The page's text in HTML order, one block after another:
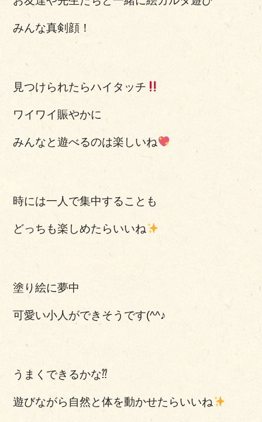
みんな真剣顔！
見つけられたらハイタッチ
ワイワイ賑やかに
みんなと遊べるのは楽しいね
時には一人で集中することも
どっちも楽しめたらいいね
塗り絵に夢中
可愛い小人ができそうです(^^♪
うまくできるかな⁇
遊びながら自然と体を動かせたらいいね